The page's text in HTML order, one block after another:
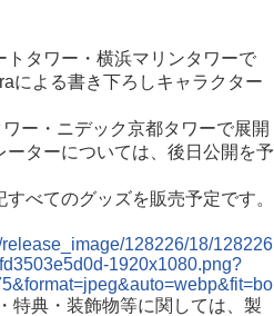
トタワー・横浜マリンタワーで
による書き下ろしキャラクター
ー・ニデック京都タワーで展開
ターについては、後日公開を予
べてのグッズを販売予定です。
128226/18/128226
1920x1080.png?
典・装飾物等に関しては、製